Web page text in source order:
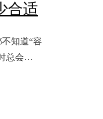
合适
知道“容
总会…